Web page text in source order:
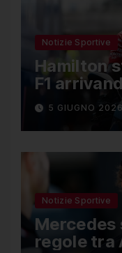
Notizie Sportive
Hamilton
F1
una
limitata
5 GIUGNO 2026
Notizie Sportive
Mercedes
regole tra